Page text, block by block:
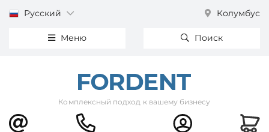
Русский Колумбус
Меню Поиск
Комплексный подход к вашему бизнесу